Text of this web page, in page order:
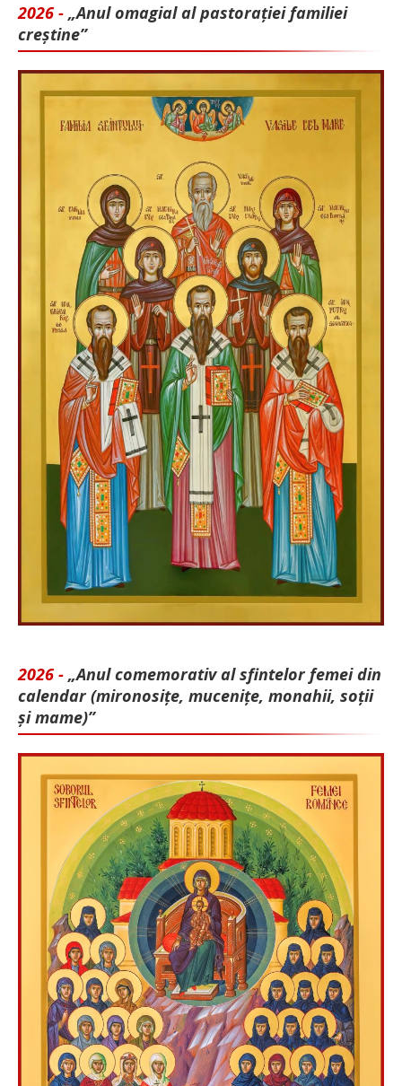
2026 - „Anul omagial al pastorației familiei
creștine”
2026 - „Anul comemorativ al sfintelor femei din
calendar (mironosițe, mu­cenițe, monahii, soții
și mame)”